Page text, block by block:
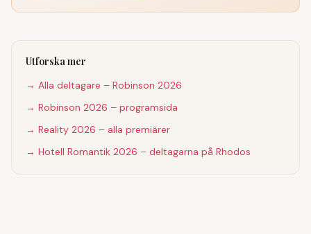
Utforska mer
→ Alla deltagare – Robinson 2026
→ Robinson 2026 – programsida
→ Reality 2026 – alla premiärer
→ Hotell Romantik 2026 – deltagarna på Rhodos